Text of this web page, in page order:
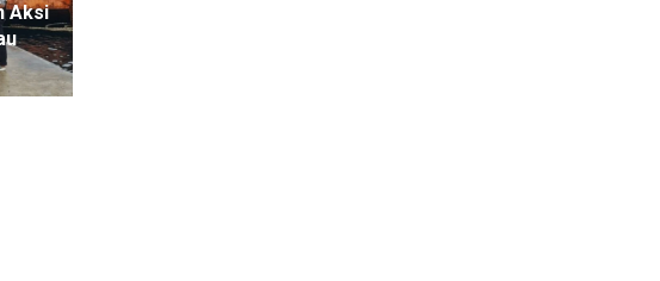
Aksi